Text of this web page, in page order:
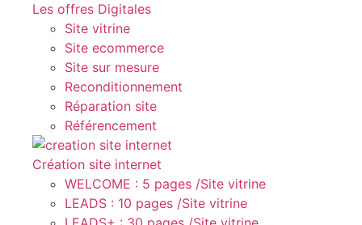
Les offres Digitales
Site vitrine
Site ecommerce
Site sur mesure
Reconditionnement
Réparation site
Référencement
Création site internet
WELCOME : 5 pages /Site vitrine
LEADS : 10 pages /Site vitrine